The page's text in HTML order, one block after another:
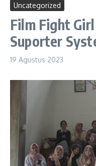
Uncategorized
Film Fight
Suporter
19 Agustus 2023